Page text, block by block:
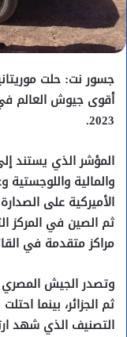
أقوى جيوش العالم
2023.
والمالية واللوجستية
الأميركية على
ثم الصين في المركز
مراكز متقدمة في القائمة
وتصدر الجيش المصري
ثم الجزائر، بينما
التصنيف الذي شهد